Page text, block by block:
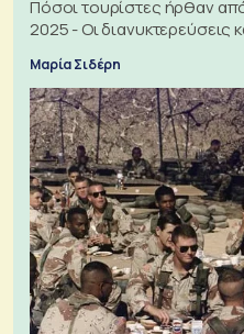
Πόσοι τουρίστες ήρθαν
2025 - Οι διανυκτερεύσεις
Μαρία Σιδέρη